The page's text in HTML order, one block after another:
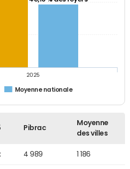
Moyenne nationale
2025
Pibrac
Moyenne
des villes
4 989 1 186